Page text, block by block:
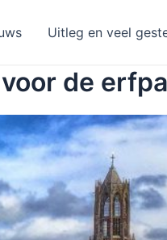
Uitleg en veel
de